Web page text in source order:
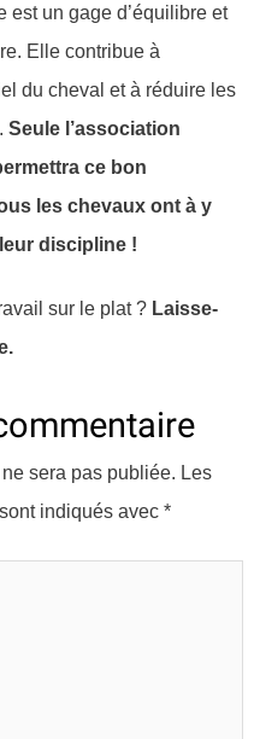
est un gage d’équilibre et
Elle contribue à
du cheval et à réduire les
Seule l’association
ce bon
les chevaux ont à y
discipline !
sur le plat ? Laisse-
sera pas publiée. Les
indiqués avec *